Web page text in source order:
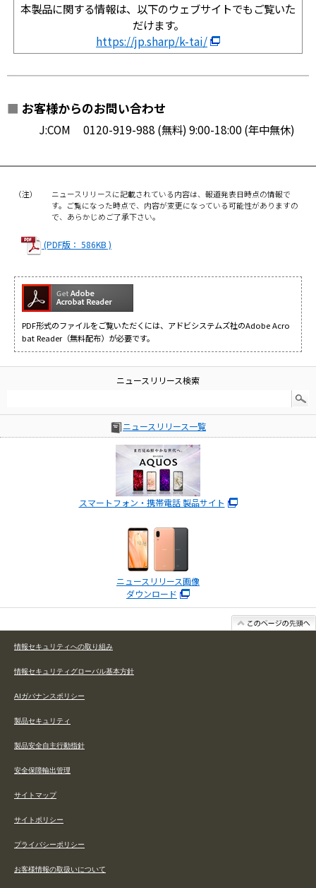
本製品に関する情報は、以下のウェブサイトでもご覧いた
だけます。
https://jp.sharp/k-tai/
■ お客様からのお問い合わせ
J:COM 0120-919-988 (無料) 9:00-18:00 (年中無休)
（注）
ニュースリリースに記載されている内容は、報道発表日時点の情報で
す。ご覧になった時点で、内容が変更になっている可能性がありますの
で、あらかじめご了承下さい。
(PDF版： 586KB )
PDF形式のファイルをご覧いただくには、アドビシステムズ社のAdobe Acro
bat Reader（無料配布）が必要です。
ニュースリリース検索
ニュースリリース一覧
スマートフォン・携帯電話 製品サイト
ニュースリリース画像
ダウンロード
情報セキュリティへの取り組み
情報セキュリティグローバル基本方針
AIガバナンスポリシー
製品セキュリティ
製品安全自主行動指針
安全保障輸出管理
サイトマップ
サイトポリシー
プライバシーポリシー
お客様情報の取扱いについて